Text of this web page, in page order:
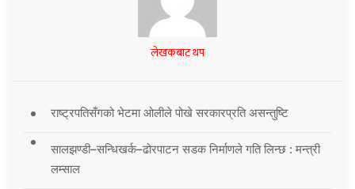
लेखकबाट थप
राष्ट्रपतिसँगको भेटमा ओलीले पोखे सरकारप्रति असन्तुष्टि
सालझण्डी–सन्धिखर्क–ढोरपाटन सडक निर्माणले गति लिन्छ : मन्त्री
लम्साल